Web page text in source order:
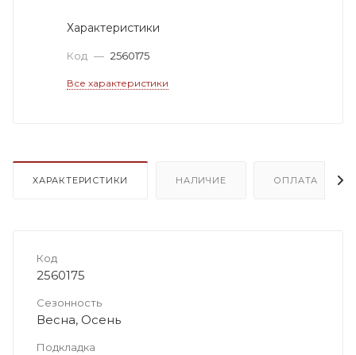
Характеристики
Код — 2560175
Все характеристики
ХАРАКТЕРИСТИКИ НАЛИЧИЕ ОПЛАТА
Код
2560175
Сезонность
Весна, Осень
Подкладка